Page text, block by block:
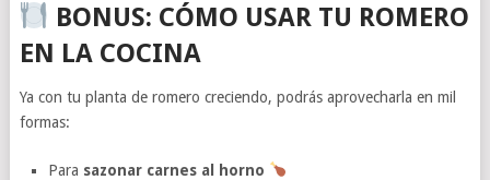
BONUS: CÓMO USAR TU ROMERO
EN LA COCINA
Ya con tu planta de romero creciendo, podrás aprovecharla en mil
formas:
Para sazonar carnes al horno